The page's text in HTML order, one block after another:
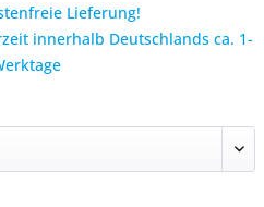
Lieferung!
innerhalb Deutschlands ca. 1-